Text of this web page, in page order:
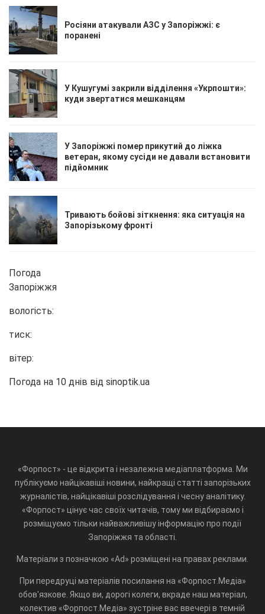
Росіяни атакували АЗС у Запоріжжі: є
поранені
У Кушугумі закрили відділення «Укрпошти»:
куди звертатися мешканцям
У Запоріжжі помер прикутий до ліжка
ветеран, якому сусіди не давали встановити
підйомник
Тривають бойові зіткнення: яка ситуація на
Запорізькому фронті
Погода
Запоріжжя
вологість:
тиск:
вітер:
Погода на 10 днів від sinoptik.ua
«Форпост» - це відкрита і незалежна медіаплатформа. Ми
публікуємо найцікавіші новини, найкращі статті запорізьких
журналістів, найцікавіші розслідування і чесну аналітику.
«Форпост» цінує час своїх читачів, тому ми відбираємо і
розміщуємо тільки найважливішу інформацію про події
Запоріжжя та області.
Матеріали з позначкою «Ad» розміщені на правах реклами.
При передруці матеріалів посилання на «Форпост.Медіа»
обов'язкове. Якщо ви, дорогі колеги, вкраде наш матеріал,
колектив «Форпост.Медіа» зустріне вас ввечері в темній